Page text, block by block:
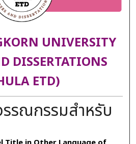
UNIVERSITY
DISSERTATIONS
ETD)
รณกรรมสำหรับ